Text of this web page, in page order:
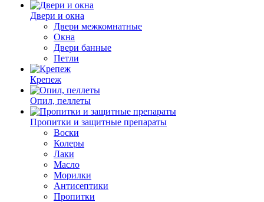
Двери и окна
Двери межкомнатные
Окна
Двери банные
Петли
Крепеж
Опил, пеллеты
Пропитки и защитные препараты
Воски
Колеры
Лаки
Масло
Морилки
Антисептики
Пропитки